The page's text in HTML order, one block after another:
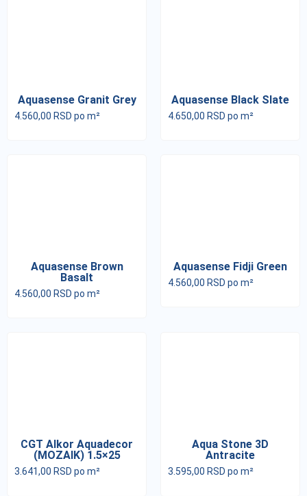
Aquasense Granit Grey
4.560,00 RSD po m²
Aquasense Black Slate
4.650,00 RSD po m²
Aquasense Brown
Basalt
4.560,00 RSD po m²
Aquasense Fidji Green
4.560,00 RSD po m²
CGT Alkor Aquadecor
(MOZAIK) 1.5×25
3.641,00 RSD po m²
Aqua Stone 3D
Antracite
3.595,00 RSD po m²